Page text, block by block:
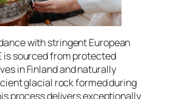
with stringent European
is sourced from protected
in Finland and naturally
glacial rock formed during
process delivers exceptionally